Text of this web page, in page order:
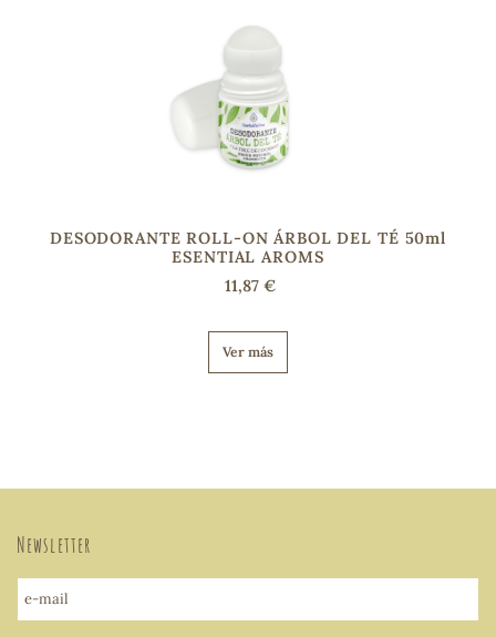
DESODORANTE ROLL-ON ÁRBOL DEL TÉ 50ml
ESENTIAL AROMS
11,87 €
Ver más
Newsletter
e-mail